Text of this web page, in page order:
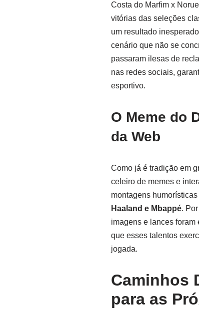
Costa do Marfim x
vitórias das seleções
um resultado
cenário que não se
passaram ilesas de
nas redes sociais,
esportivo.
O Meme do
da Web
Como já é tradição em
celeiro de memes e
montagens
Haaland e Mbappé.
imagens e lances foram
que esses talentos
jogada.
Caminhos
para as